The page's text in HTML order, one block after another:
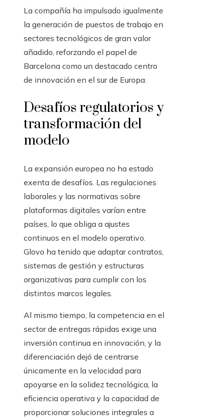
La compañía ha impulsado igualmente
la generación de puestos de trabajo en
sectores tecnológicos de gran valor
añadido, reforzando el papel de
Barcelona como un destacado centro
de innovación en el sur de Europa.
Desafíos regulatorios y
transformación del
modelo
La expansión europea no ha estado
exenta de desafíos. Las regulaciones
laborales y las normativas sobre
plataformas digitales varían entre
países, lo que obliga a ajustes
continuos en el modelo operativo.
Glovo ha tenido que adaptar contratos,
sistemas de gestión y estructuras
organizativas para cumplir con los
distintos marcos legales.
Al mismo tiempo, la competencia en el
sector de entregas rápidas exige una
inversión continua en innovación, y la
diferenciación dejó de centrarse
únicamente en la velocidad para
apoyarse en la solidez tecnológica, la
eficiencia operativa y la capacidad de
proporcionar soluciones integrales a